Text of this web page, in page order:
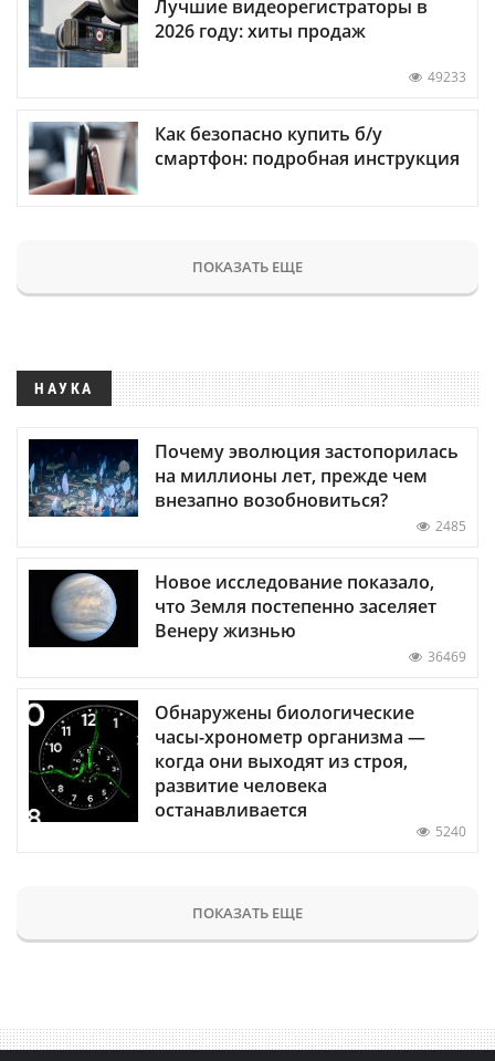
Лучшие видеорегистраторы в
2026 году: хиты продаж
49233
Как безопасно купить б/у
смартфон: подробная инструкция
ПОКАЗАТЬ ЕЩЕ
НАУКА
Почему эволюция застопорилась
на миллионы лет, прежде чем
внезапно возобновиться?
2485
Новое исследование показало,
что Земля постепенно заселяет
Венеру жизнью
36469
Обнаружены биологические
часы-хронометр организма —
когда они выходят из строя,
развитие человека
останавливается
5240
ПОКАЗАТЬ ЕЩЕ